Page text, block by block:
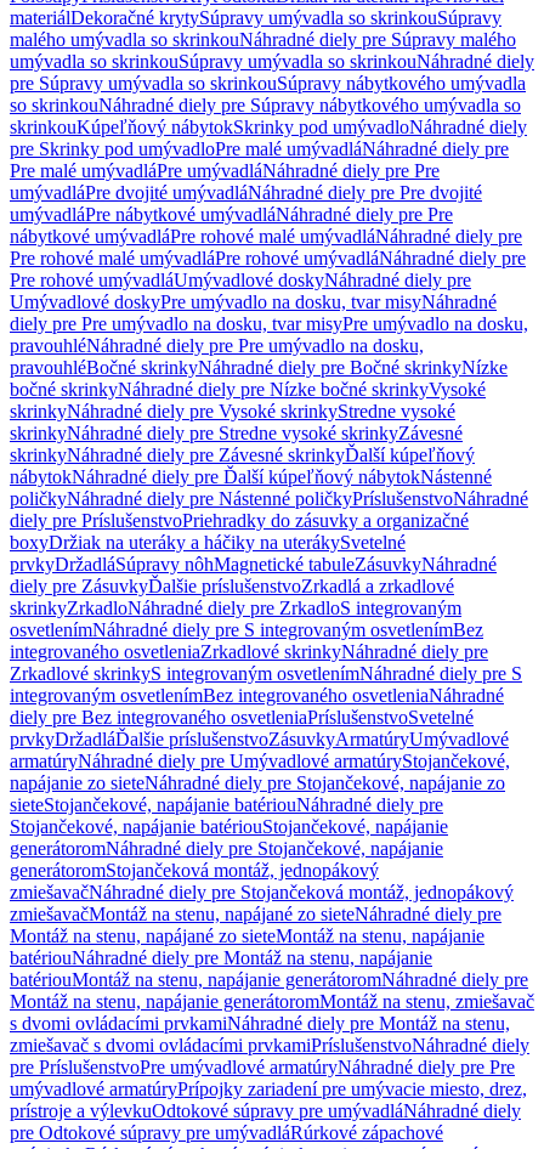
materiálDekoračné krytySúpravy umývadla so skrinkouSúpravy
malého umývadla so skrinkouNáhradné diely pre Súpravy malého
umývadla so skrinkouSúpravy umývadla so skrinkouNáhradné diely
pre Súpravy umývadla so skrinkouSúpravy nábytkového umývadla
so skrinkouNáhradné diely pre Súpravy nábytkového umývadla so
skrinkouKúpeľňový nábytokSkrinky pod umývadloNáhradné diely
pre Skrinky pod umývadloPre malé umývadláNáhradné diely pre
Pre malé umývadláPre umývadláNáhradné diely pre Pre
umývadláPre dvojité umývadláNáhradné diely pre Pre dvojité
umývadláPre nábytkové umývadláNáhradné diely pre Pre
nábytkové umývadláPre rohové malé umývadláNáhradné diely pre
Pre rohové malé umývadláPre rohové umývadláNáhradné diely pre
Pre rohové umývadláUmývadlové doskyNáhradné diely pre
Umývadlové doskyPre umývadlo na dosku, tvar misyNáhradné
diely pre Pre umývadlo na dosku, tvar misyPre umývadlo na dosku,
pravouhléNáhradné diely pre Pre umývadlo na dosku,
pravouhléBočné skrinkyNáhradné diely pre Bočné skrinkyNízke
bočné skrinkyNáhradné diely pre Nízke bočné skrinkyVysoké
skrinkyNáhradné diely pre Vysoké skrinkyStredne vysoké
skrinkyNáhradné diely pre Stredne vysoké skrinkyZávesné
skrinkyNáhradné diely pre Závesné skrinkyĎalší kúpeľňový
nábytokNáhradné diely pre Ďalší kúpeľňový nábytokNástenné
poličkyNáhradné diely pre Nástenné poličkyPríslušenstvoNáhradné
diely pre PríslušenstvoPriehradky do zásuvky a organizačné
boxyDržiak na uteráky a háčiky na uterákySvetelné
prvkyDržadláSúpravy nôhMagnetické tabuleZásuvkyNáhradné
diely pre ZásuvkyĎalšie príslušenstvoZrkadlá a zrkadlové
skrinkyZrkadloNáhradné diely pre ZrkadloS integrovaným
osvetlenímNáhradné diely pre S integrovaným osvetlenímBez
integrovaného osvetleniaZrkadlové skrinkyNáhradné diely pre
Zrkadlové skrinkyS integrovaným osvetlenímNáhradné diely pre S
integrovaným osvetlenímBez integrovaného osvetleniaNáhradné
diely pre Bez integrovaného osvetleniaPríslušenstvoSvetelné
prvkyDržadláĎalšie príslušenstvoZásuvkyArmatúryUmývadlové
armatúryNáhradné diely pre Umývadlové armatúryStojančekové,
napájanie zo sieteNáhradné diely pre Stojančekové, napájanie zo
sieteStojančekové, napájanie batériouNáhradné diely pre
Stojančekové, napájanie batériouStojančekové, napájanie
generátoromNáhradné diely pre Stojančekové, napájanie
generátoromStojančeková montáž, jednopákový
zmiešavačNáhradné diely pre Stojančeková montáž, jednopákový
zmiešavačMontáž na stenu, napájané zo sieteNáhradné diely pre
Montáž na stenu, napájané zo sieteMontáž na stenu, napájanie
batériouNáhradné diely pre Montáž na stenu, napájanie
batériouMontáž na stenu, napájanie generátoromNáhradné diely pre
Montáž na stenu, napájanie generátoromMontáž na stenu, zmiešavač
s dvomi ovládacími prvkamiNáhradné diely pre Montáž na stenu,
zmiešavač s dvomi ovládacími prvkamiPríslušenstvoNáhradné diely
pre PríslušenstvoPre umývadlové armatúryNáhradné diely pre Pre
umývadlové armatúryPrípojky zariadení pre umývacie miesto, drez,
prístroje a výlevkuOdtokové súpravy pre umývadláNáhradné diely
pre Odtokové súpravy pre umývadláRúrkové zápachové